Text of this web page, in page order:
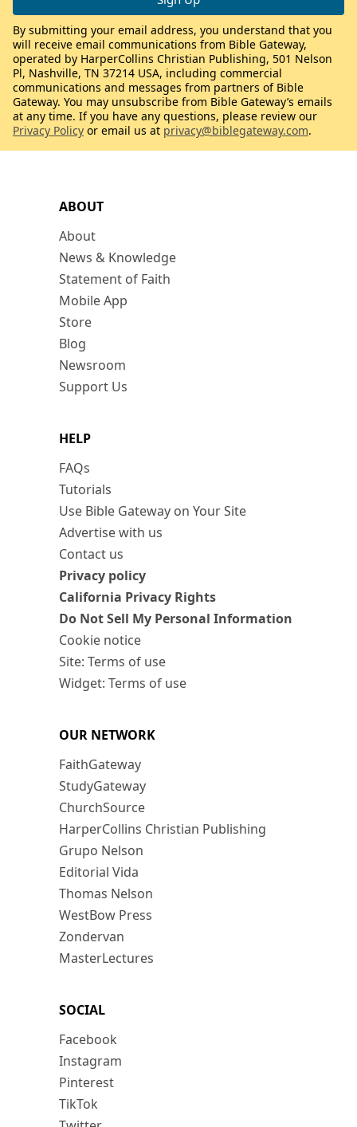
ABOUT
About
News & Knowledge
Statement of Faith
Mobile App
Store
Blog
Newsroom
Support Us
HELP
FAQs
Tutorials
Use Bible Gateway on Your Site
Advertise with us
Contact us
Privacy policy
California Privacy Rights
Do Not Sell My Personal Information
Cookie notice
Site: Terms of use
Widget: Terms of use
OUR NETWORK
FaithGateway
StudyGateway
ChurchSource
HarperCollins Christian Publishing
Grupo Nelson
Editorial Vida
Thomas Nelson
WestBow Press
Zondervan
MasterLectures
SOCIAL
Facebook
Instagram
Pinterest
TikTok
By submitting your email address, you understand that you
will receive email communications from Bible Gateway,
operated by HarperCollins Christian Publishing, 501 Nelson
Pl, Nashville, TN 37214 USA, including commercial
communications and messages from partners of Bible
Gateway. You may unsubscribe from Bible Gateway’s emails
at any time. If you have any questions, please review our
Privacy Policy or email us at privacy@biblegateway.com.